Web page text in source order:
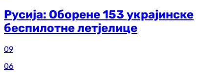
Русија: Оборене 153 украјинске
беспилотне летјелице
09
06